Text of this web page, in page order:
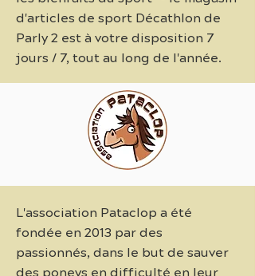
L'association Pataclop a été
fondée en 2013 par des
passionnés, dans le but de sauver
des poneys en difficulté en leur
d'articles de sport Décathlon de
Parly 2 est à votre disposition 7
jours / 7, tout au long de l'année.